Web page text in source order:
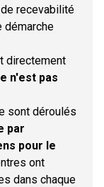
recevabilité
démarche
directement
n'est pas
sont déroulés
par
pour le
ont
dans chaque